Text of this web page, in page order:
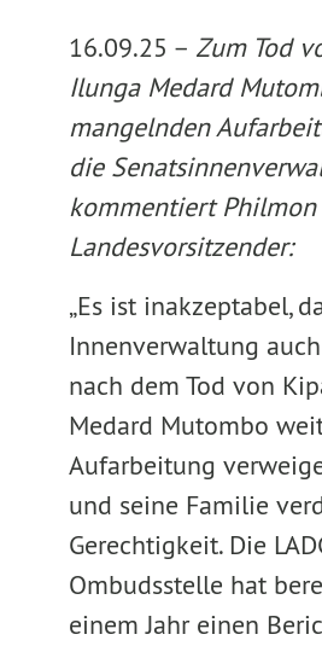
16.09.25 – Zum Tod
Ilunga Medard
mangelnden
die
kommentiert Philmon
Landesvorsitzender:
„Es ist inakzeptabel,
Innenverwaltung
nach dem Tod von
Medard Mutombo
Aufarbeitung
und seine Familie
Gerechtigkeit. Die
Ombudsstelle hat
einem Jahr einen